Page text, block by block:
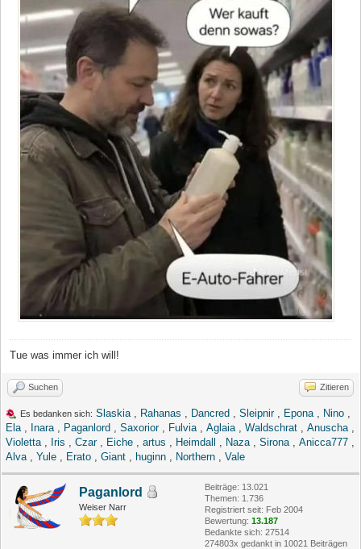
Tue was immer ich will!
Suchen Zitieren
Es bedanken sich: Slaskia Rahanas Dancred Sleipnir, Epona Nino
Ela
Inara Paganlord Saxorior, Fulvia Aglaia Waldschrat Anuscha
Violetta
Iris Czar, Eiche artus Heimdall Naza Sirona Anicca777
Alva
Yule Erato Giant huginn Northern Vale
Paganlord
Weiser Narr
Beiträge: 13.021
Themen: 1.736
Registriert seit: Feb 2004
Bewertung: 13.187
Bedankte sich: 27514
274803x gedankt in 10021 Beiträgen